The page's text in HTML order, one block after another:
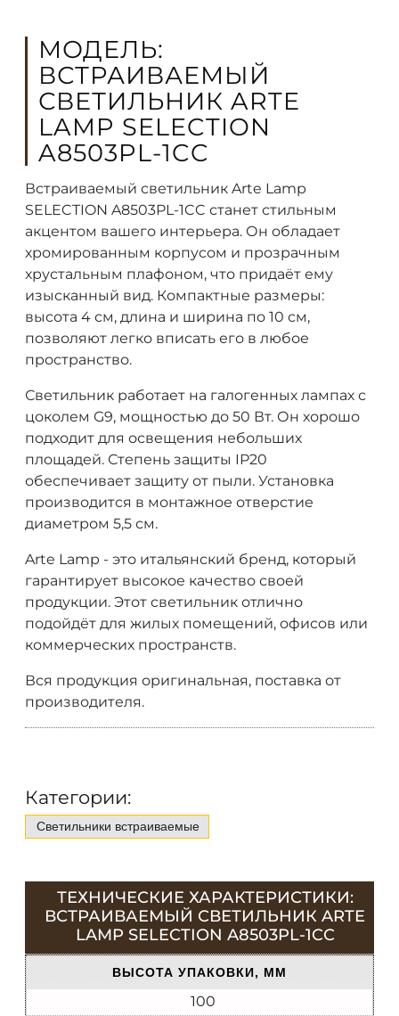
МОДЕЛЬ:
ВСТРАИВАЕМЫЙ
СВЕТИЛЬНИК ARTE
LAMP SELECTION
A8503PL-1CC
Встраиваемый светильник Arte Lamp
SELECTION A8503PL-1CC станет стильным
акцентом вашего интерьера. Он обладает
хромированным корпусом и прозрачным
хрустальным плафоном, что придаёт ему
изысканный вид. Компактные размеры:
высота 4 см, длина и ширина по 10 см,
позволяют легко вписать его в любое
пространство.
Светильник работает на галогенных лампах с
цоколем G9, мощностью до 50 Вт. Он хорошо
подходит для освещения небольших
площадей. Степень защиты IP20
обеспечивает защиту от пыли. Установка
производится в монтажное отверстие
диаметром 5,5 см.
Arte Lamp - это итальянский бренд, который
гарантирует высокое качество своей
продукции. Этот светильник отлично
подойдёт для жилых помещений, офисов или
коммерческих пространств.
Вся продукция оригинальная, поставка от
производителя.
Категории:
Светильники встраиваемые
ТЕХНИЧЕСКИЕ ХАРАКТЕРИСТИКИ:
ВСТРАИВАЕМЫЙ СВЕТИЛЬНИК ARTE
LAMP SELECTION A8503PL-1CC
ВЫСОТА УПАКОВКИ, ММ
100